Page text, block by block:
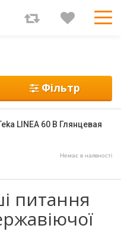
Фільтр
LINEA 60 B Глянцевая
Немає в наявності
питання